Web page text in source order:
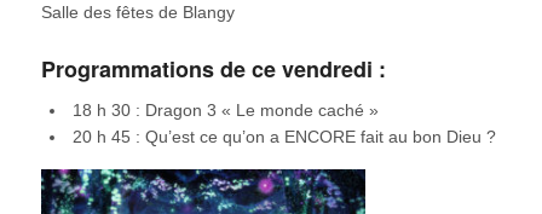
Salle des fêtes de Blangy
Programmations de ce vendredi :
18 h 30 : Dragon 3 « Le monde caché »
20 h 45 : Qu’est ce qu’on a ENCORE fait au bon Dieu ?